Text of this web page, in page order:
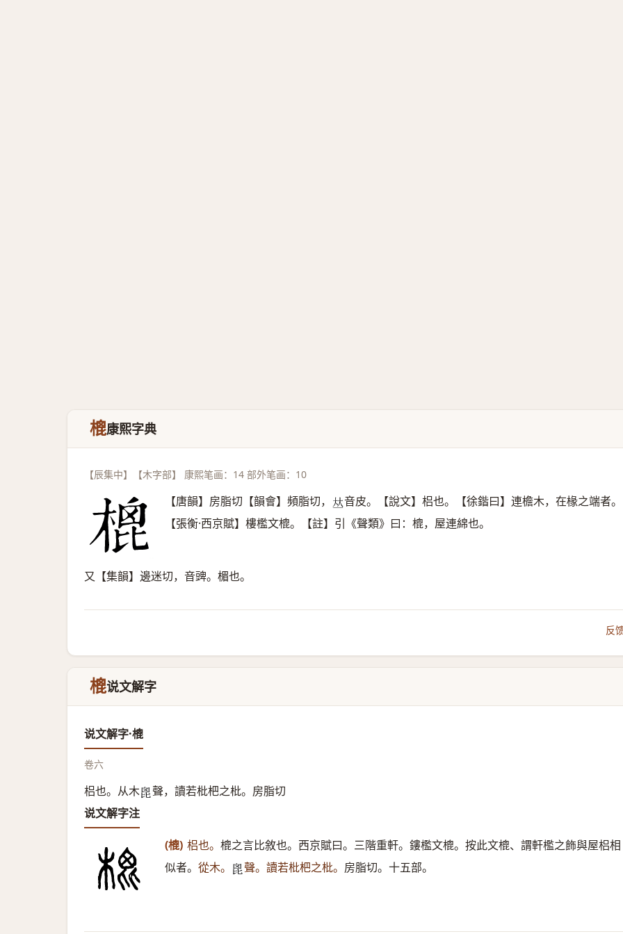
㮰康熙字典
【辰集中】【木字部】 康熙笔画：14 部外笔画：10
【唐韻】房脂切【韻會】頻脂切， 𠀤音皮。【說文】梠也。【徐鍇曰】連檐木，在椽之端者。
【張衡·西京賦】樓檻文㮰。【註】引《聲類》曰：㮰，屋連綿也。
又【集韻】邊迷切，音豍。楣也。
反
㮰说文解字
说文解字·㮰
卷六
梠也。从木𣬉 聲，讀若枇杷之枇。房脂切
说文解字注
(㮰) 梠也。 㮰之言比敘也。西京賦曰。三階重軒。鏤檻文㮰。按此文㮰、謂軒檻之飾與屋梠相
似者。 從木。 𣬉 聲。讀若枇杷之枇。 房脂切。十五部。